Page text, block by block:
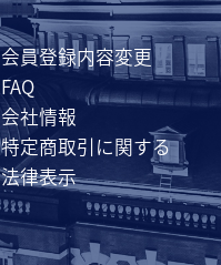
会員登録内容変更
FAQ
会社情報
特定商取引に関する
法律表示